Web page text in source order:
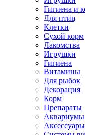
Гигиена и
Для птиц
Клетки
Сухой корм
Лакомства
Игрушки
Гигиена
Витамины
Для рыбок
Декорация
Корм
Препараты
Аквариумы
Аксессуары